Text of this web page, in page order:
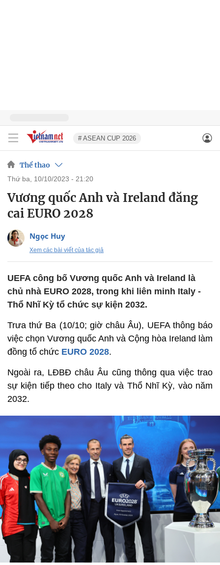
# ASEAN CUP 2026
Thể thao
thứ ba, 10/10/2023 - 21:20
Vương quốc Anh và Ireland đăng
cai EURO 2028
Ngọc Huy
Xem các bài viết của tác giả
UEFA công bố Vương quốc Anh và Ireland là
chủ nhà EURO 2028, trong khi liên minh Italy -
Thổ Nhĩ Kỳ tổ chức sự kiện 2032.
Trưa thứ Ba (10/10; giờ châu Âu), UEFA thông báo
việc chọn Vương quốc Anh và Cộng hòa Ireland làm
đồng tổ chức EURO 2028.
Ngoài ra, LĐBĐ châu Âu cũng thông qua việc trao
sự kiện tiếp theo cho Italy và Thổ Nhĩ Kỳ, vào năm
2032.